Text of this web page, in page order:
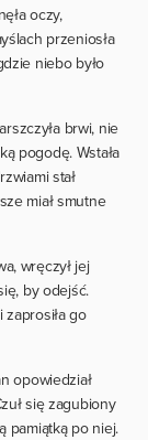
oczy,
przeniosła
niebo było
brwi, nie
pogodę. Wstała
stał
miał smutne
wręczył jej
by odejść.
go
opowiedział
się zagubiony
pamiątką po niej.